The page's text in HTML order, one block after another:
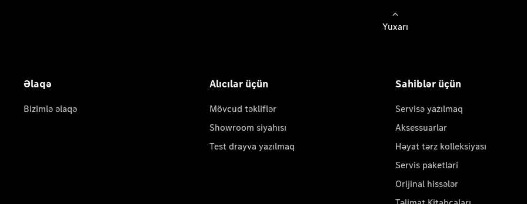
Yuxarı
Əlaqə
Bizimlə əlaqə
Alıcılar üçün
Mövcud təkliflər
Showroom siyahısı
Test drayva yazılmaq
Sahiblər üçün
Servisə yazılmaq
Aksessuarlar
Həyat tərz kolleksiyası
Servis paketləri
Orijinal hissələr